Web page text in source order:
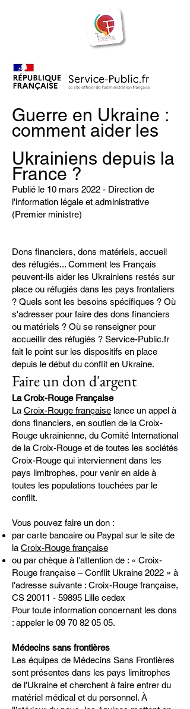
Guerre en Ukraine :
comment aider les
Ukrainiens depuis la
France ?
Publié le 10 mars 2022 - Direction de
l'information légale et administrative
(Premier ministre)
Dons financiers, dons matériels, accueil
des réfugiés... Comment les Français
peuvent-ils aider les Ukrainiens restés sur
place ou réfugiés dans les pays frontaliers
? Quels sont les besoins spécifiques ? Où
s'adresser pour faire des dons financiers
ou matériels ? Où se renseigner pour
accueillir des réfugiés ? Service-Public.fr
fait le point sur les dispositifs en place
depuis le début du conflit en Ukraine.
Faire un don d'argent
La Croix-Rouge Française
La Croix-Rouge française lance un appel à
dons financiers, en soutien de la Croix-
Rouge ukrainienne, du Comité International
de la Croix-Rouge et de toutes les sociétés
Croix-Rouge qui interviennent dans les
pays limitrophes, pour venir en aide à
toutes les populations touchées par le
conflit.
Vous pouvez faire un don :
par carte bancaire ou Paypal sur le site de
la Croix-Rouge française
ou par chèque à l'attention de : « Croix-
Rouge française – Conflit Ukraine 2022 » à
l'adresse suivante : Croix-Rouge française,
CS 20011 - 59895 Lille cedex
Pour toute information concernant les dons
: appeler le 09 70 82 05 05.
Médecins sans frontières
Les équipes de Médecins Sans Frontières
sont présentes dans les pays limitrophes
de l'Ukraine et cherchent à faire entrer du
matériel médical et du personnel. À